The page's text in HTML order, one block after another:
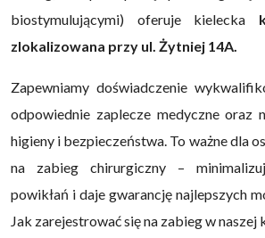
biostymulującymi) oferuje kielecka
zlokalizowana przy ul. Żytniej 14A.
Zapewniamy doświadczenie
odpowiednie zaplecze medyczne oraz
higieny i bezpieczeństwa. To ważne dla
na zabieg chirurgiczny –
powikłań i daje gwarancję najlepszych
Jak zarejestrować się na zabieg w naszej